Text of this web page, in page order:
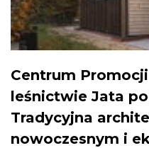
Centrum
leśnictwie Jata
Tradycyjna
nowoczesnym i